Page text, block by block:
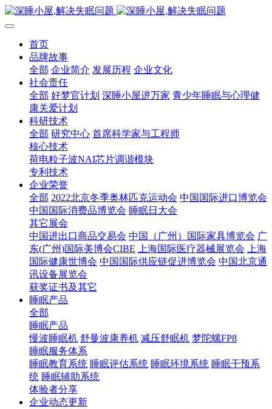
首页
品牌故事
全部 企业简介 发展历程 企业文化
社会责任
全部 好梦官计划 深睡小屋进万家 青少年睡眠与心理健
康关爱计划
科研技术
全部 研究中心 首席科学家与工程师
核心技术
荷电粒子波NAI芯片调谐模块
专利技术
企业荣誉
全部 2022北京冬季奥林匹克运动会 中国国际进口博览会
中国国际消费品博览会 睡眠日大会
其它展会
中国进出口商品交易会 中国（广州）国际家具博览会 广
东(广州)国际美博会CIBE
上海国际医疗器械展览会
上海
国际健康世博会 中国国际供应链促进博览会 中国北京通
讯设备展览会
获奖证书及其它
睡眠产品
全部
睡眠产品
慢波睡眠机 舒曼波康养机 减压舒眠机 梦陀螺FP8
睡眠服务体系
睡眠教育系统 睡眠评估系统 睡眠环境系统 睡眠干预系
统 睡眠辅助系统
体验者分享
企业动态更新